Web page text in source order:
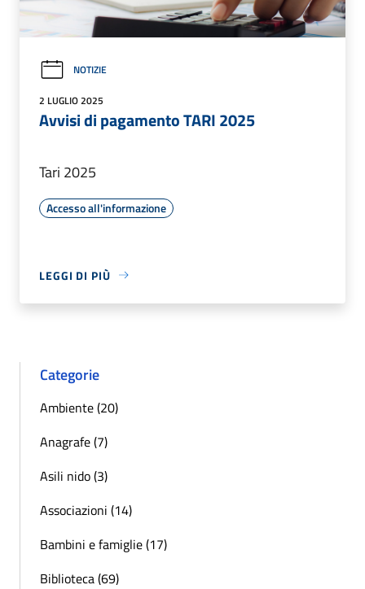
NOTIZIE
2 LUGLIO 2025
Avvisi di pagamento TARI 2025
Tari 2025
Accesso all'informazione
LEGGI DI PIÙ
Categorie
Ambiente (20)
Anagrafe (7)
Asili nido (3)
Associazioni (14)
Bambini e famiglie (17)
Biblioteca (69)